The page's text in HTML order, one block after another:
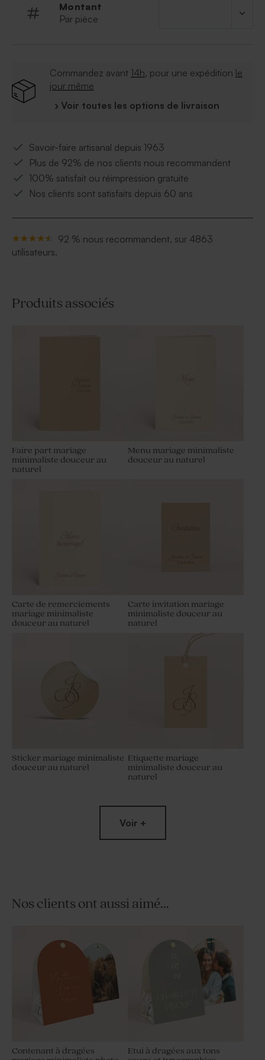
Ce contenant à dragées est vendu avec un
sachet transparent pour les dragées et une
Montant
Par pièce
Commandez avant 14h, pour une expédition le
jour même
› Voir toutes les options de livraison
Savoir-faire artisanal depuis 1963
Plus de 92% de nos clients nous recommandent
100% satisfait ou réimpression gratuite
Nos clients sont satisfaits depuis 60 ans
92 % nous recommandent, sur 4863
utilisateurs.
Produits associés
Faire part mariage
minimaliste douceur au
naturel
Menu mariage minimaliste
douceur au naturel
Carte de remerciements
mariage minimaliste
douceur au naturel
Carte invitation mariage
minimaliste douceur au
naturel
Sticker mariage minimaliste
douceur au naturel
Etiquette mariage
minimaliste douceur au
naturel
Voir +
Nos clients ont aussi aimé...
Contenant à dragées
Etui à dragées aux tons